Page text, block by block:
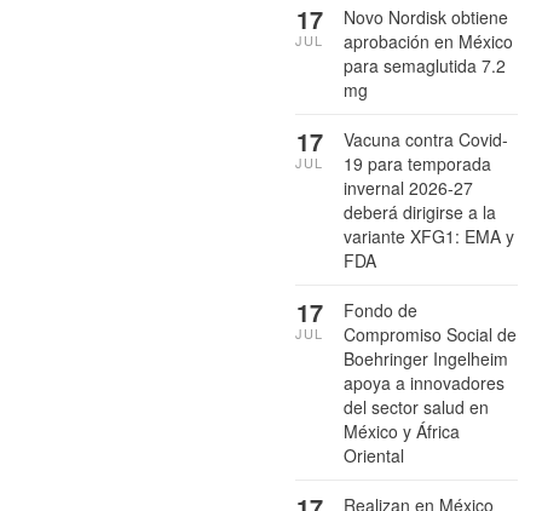
Novo Nordisk obtiene
aprobación en México
para semaglutida 7.2
mg
17
JUL
Vacuna contra Covid-
19 para temporada
invernal 2026-27
deberá dirigirse a la
variante XFG1: EMA y
FDA
17
JUL
Fondo de
Compromiso Social de
Boehringer Ingelheim
apoya a innovadores
del sector salud en
México y África
Oriental
17
JUL
Realizan en México